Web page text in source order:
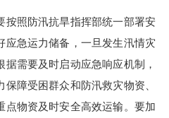
按照防汛抗旱指挥部统一部署安
应急运力储备，一旦发生汛情灾
需要及时启动应急响应机制，
障受困群众和防汛救灾物资、
点物资及时安全高效运输。要加